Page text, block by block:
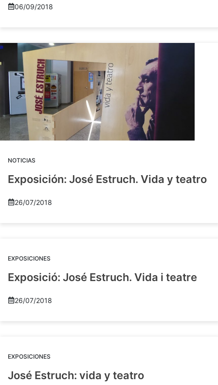
06/09/2018
NOTICIAS
Exposición: José Estruch. Vida y teatro
26/07/2018
EXPOSICIONES
Exposició: José Estruch. Vida i teatre
26/07/2018
EXPOSICIONES
José Estruch: vida y teatro